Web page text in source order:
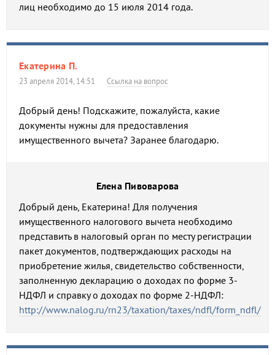
лиц необходимо до 15 июля 2014 года.
Екатерина П.
23 апреля 2014, 14:51 Ссылка на вопрос
Добрый день! Подскажите, пожалуйста, какие
документы нужны для предоставления
имущественного вычета? Заранее благодарю.
Елена Пивоварова
Добрый день, Екатерина! Для получения
имущественного налогового вычета необходимо
представить в налоговый орган по месту регистрации
пакет документов, подтверждающих расходы на
приобретение жилья, свидетельство собственности,
заполненную декларацию о доходах по форме 3-
НДФЛ и справку о доходах по форме 2-НДФЛ:
http://www.nalog.ru/rn23/taxation/taxes/ndfl/form_ndfl/